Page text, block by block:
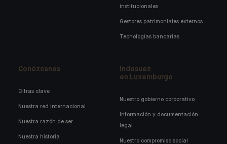
institucionales
Gestores patrimoniales externos
Tecnologías bancarias
Conózcanos
Cifras clave
Nuestra red internacional
Nuestra razón de ser
Nuestra historia
Indosuez
en Luxemburgo
Nuestro gobierno corporativo
Información y documentación
legal
Nuestro compromiso social